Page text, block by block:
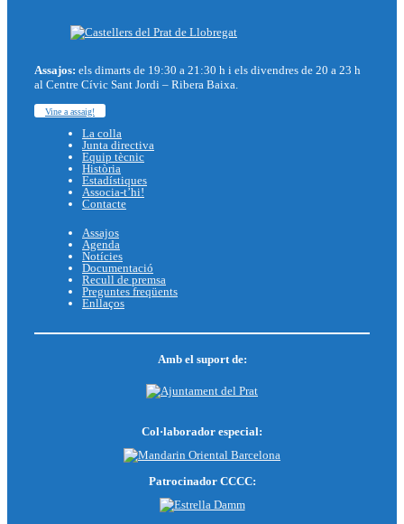
Assajos: els dimarts de 19:30 a 21:30 h i els divendres de 20 a 23 h
al Centre Cívic Sant Jordi – Ribera Baixa.
Vine a assaig!
La colla
Junta directiva
Equip tècnic
Història
Estadístiques
Associa-t’hi!
Contacte
Assajos
Agenda
Notícies
Documentació
Recull de premsa
Preguntes freqüents
Enllaços
Amb el suport de:
Col·laborador especial:
Patrocinador CCCC: